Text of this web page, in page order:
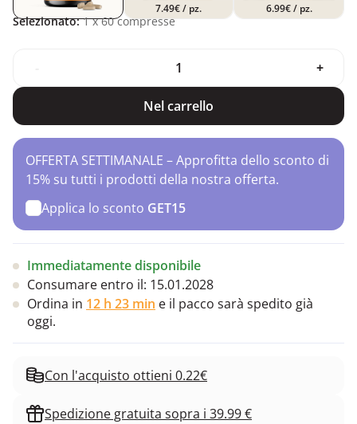
7.49€/ pz. 6.99€/ pz.
Selezionato: 1x 60 compresse
+
Nel carrello
OFFERTA SETTIMANALE – Approfitta dello sconto di
15% su tutti i prodotti della nostra offerta.
Applica lo sconto GET15
Immediatamente disponibile
Consumare entro il: 15.01.2028
Ordina in 12 h 23 min e il pacco sarà spedito già
oggi.
Con l'acquisto ottieni 0.22€
Spedizione gratuita sopra i 39.99 €